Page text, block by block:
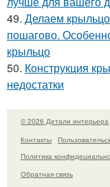
49. Делаем
пошагово.
крыльцо
50. Конструкция
недостатки
© 2026 Детали интерьера
Контакты
Политика
Обратная связь